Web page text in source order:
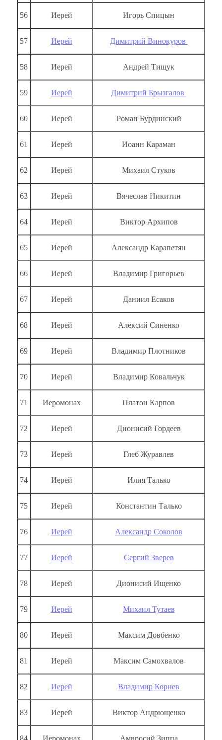
56 Иерей Игорь Спицын
57 Иерей Димитрий Винокуров
58 Иерей Андрей Тищук
59 Иерей Димитрий Брызгалов
60 Иерей Роман Бурдинский
61 Иерей Иоанн Караман
62 Иерей Михаил Стуков
63 Иерей Вячеслав Никитин
64 Иерей Виктор Архипов
65 Иерей Александр Карапетян
66 Иерей Владимир Григорьев
67 Иерей Даниил Есаков
68 Иерей Алексий Синенко
69 Иерей Владимир Плотников
70 Иерей Владимир Ковальчук
71 Иеромонах Платон Карпов
72 Иерей Дионисий Гордеев
73 Иерей Глеб Журавлев
74 Иерей Илия Талько
75 Иерей Константин Талько
76 Иерей Александр Соколов
77 Иерей Сергий Зверев
78 Иерей Дионисий Ищенко
79 Иерей Михаил Тутаев
80 Иерей Максим Довбенко
81 Иерей Максим Самохвалов
82 Иерей Владимир Корнев
83 Иерей Виктор Андрющенко